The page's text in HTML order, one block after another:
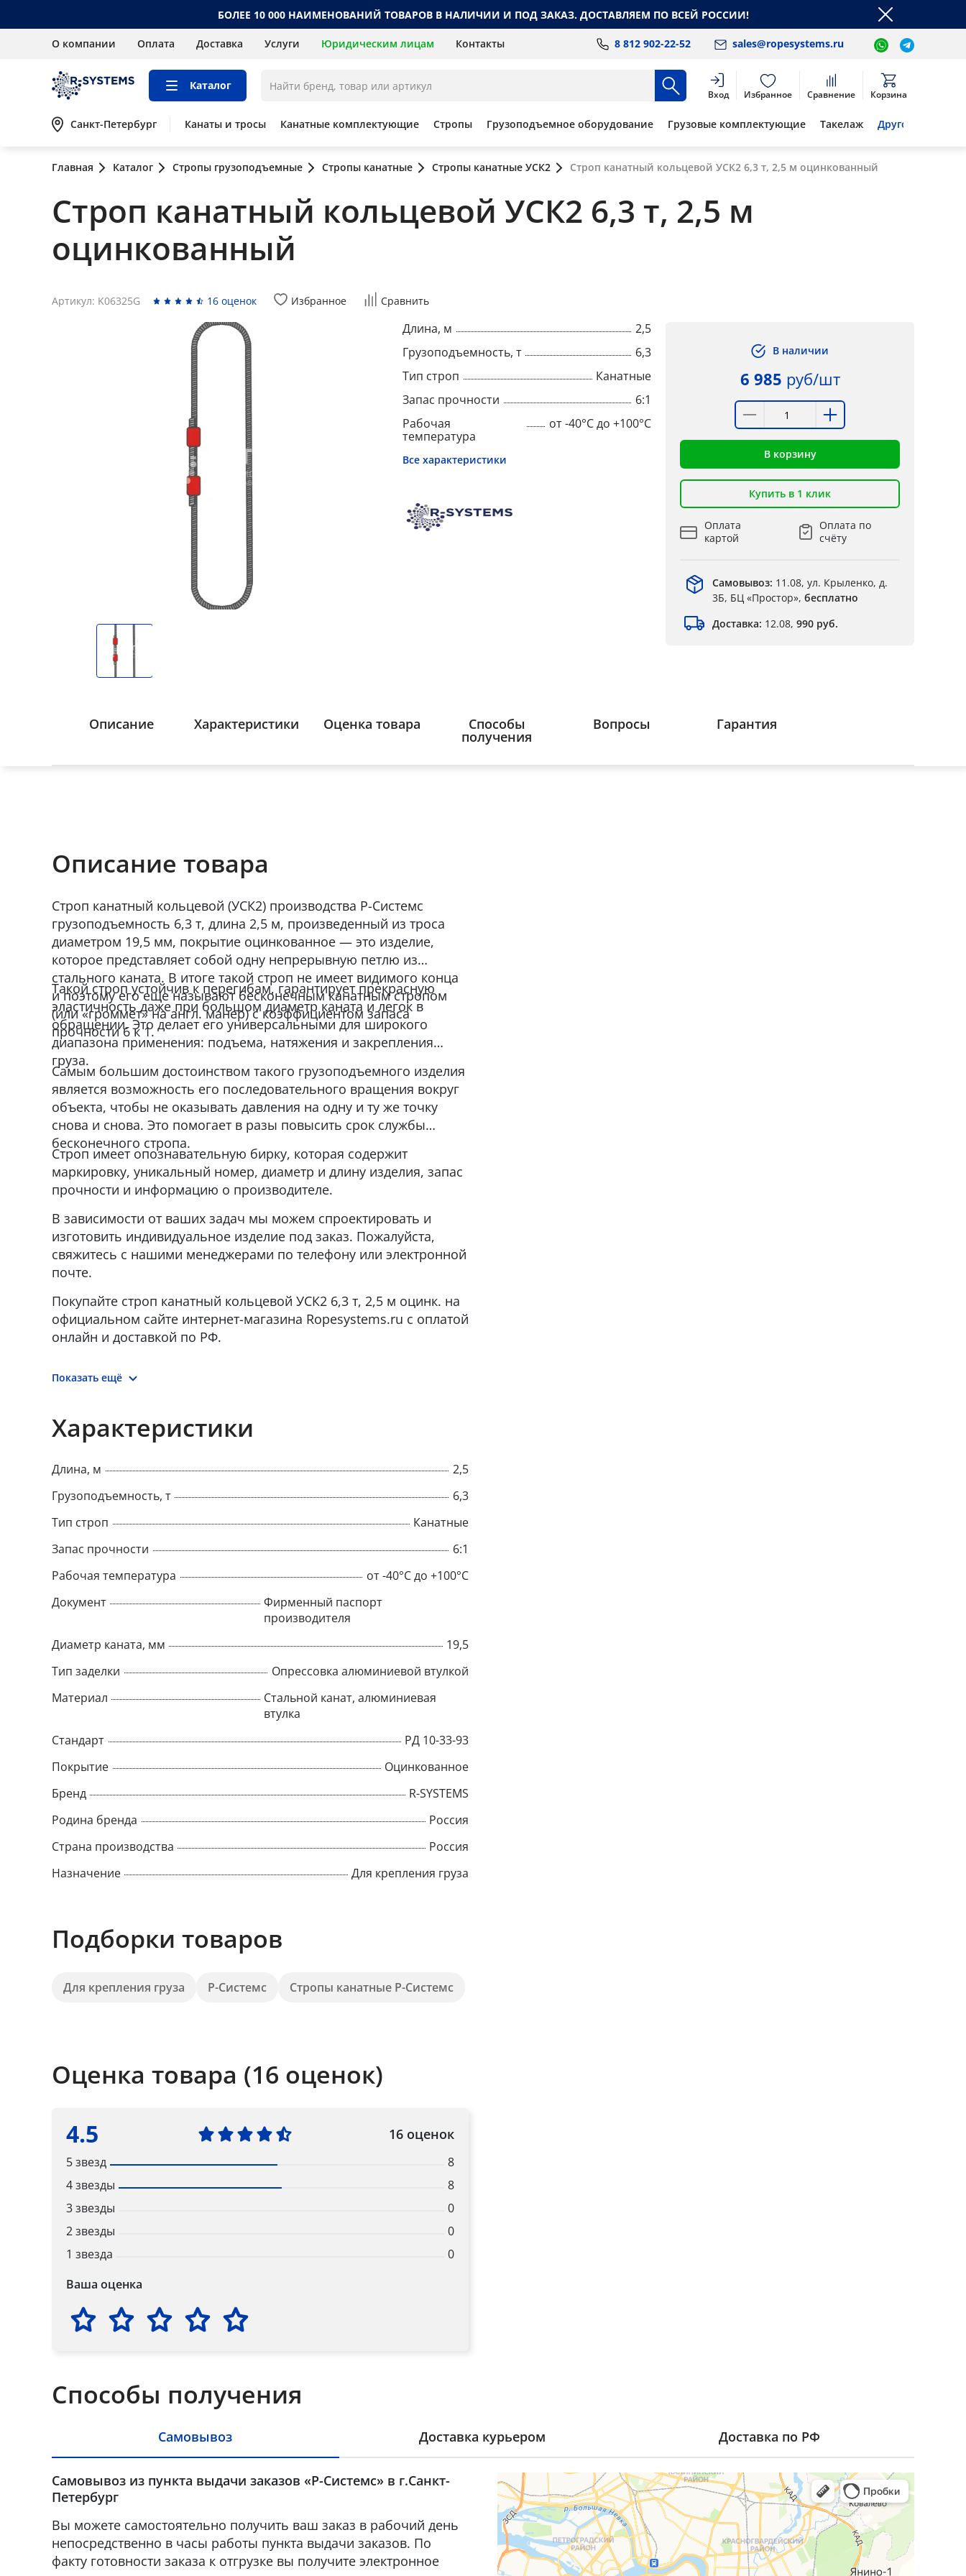
БОЛЕЕ 10 000 НАИМЕНОВАНИЙ ТОВАРОВ В НАЛИЧИИ И ПОД ЗАКАЗ. ДОСТАВЛЯЕМ ПО ВСЕЙ РОССИИ!
О компании Оплата Доставка Услуги Юридическим лицам Контакты 8 812 902-22-52 sales@ropesystems.ru
Каталог
Вход Избранное Сравнение Корзина
Санкт-Петербург Канаты и тросы Канатные комплектующие Стропы Грузоподъемное оборудование Грузовые комплектующие Такелаж Другое
Главная Каталог Стропы грузоподъемные Стропы канатные Стропы канатные УСК2 Строп канатный кольцевой УСК2 6,3 т, 2,5 м оцинкованный
Строп канатный кольцевой УСК2 6,3 т, 2,5 м
оцинкованный
Артикул: K06325G 16 оценок Избранное Сравнить
Длина, м
2,5
Грузоподъемность, т
6,3
Тип строп
Канатные
Запас прочности
6:1
Рабочая
температура
от -40°C до +100°C
Все характеристики
В наличии
6 985 руб/шт
В корзину
Купить в 1 клик
Оплата
картой
Оплата по
счёту
Самовывоз: 11.08, ул. Крыленко, д.
3Б, БЦ «Простор», бесплатно
Доставка: 12.08, 990 руб.
Описание Характеристики Оценка товара Способы
получения
Вопросы Гарантия
Описание товара
Строп канатный кольцевой (УСК2) производства Р-Системс
грузоподъемность 6,3 т, длина 2,5 м, произведенный из троса
диаметром 19,5 мм, покрытие оцинкованное — это изделие,
которое представляет собой одну непрерывную петлю из
стального каната. В итоге такой строп не имеет видимого конца
и поэтому его еще называют бесконечным канатным стропом
(или «громмет» на англ. манер) с коэффициентом запаса
прочности 6 к 1.
Такой строп устойчив к перегибам, гарантирует прекрасную
эластичность даже при большом диаметр каната и легок в
обращении. Это делает его универсальными для широкого
диапазона применения: подъема, натяжения и закрепления
груза.
Самым большим достоинством такого грузоподъемного изделия
является возможность его последовательного вращения вокруг
объекта, чтобы не оказывать давления на одну и ту же точку
снова и снова. Это помогает в разы повысить срок службы
бесконечного стропа.
Строп имеет опознавательную бирку, которая содержит
маркировку, уникальный номер, диаметр и длину изделия, запас
прочности и информацию о производителе.
В зависимости от ваших задач мы можем спроектировать и
изготовить индивидуальное изделие под заказ. Пожалуйста,
свяжитесь с нашими менеджерами по телефону или электронной
почте.
Покупайте строп канатный кольцевой УСК2 6,3 т, 2,5 м оцинк. на
официальном сайте интернет-магазина Ropesystems.ru с оплатой
онлайн и доставкой по РФ.
Показать ещё
Характеристики
Длина, м
2,5
Грузоподъемность, т
6,3
Тип строп
Канатные
Запас прочности
6:1
Рабочая температура
от -40°C до +100°C
Документ
Фирменный паспорт
производителя
Диаметр каната, мм
19,5
Тип заделки
Опрессовка алюминиевой втулкой
Материал
Стальной канат, алюминиевая
втулка
Стандарт
РД 10-33-93
Покрытие
Оцинкованное
Бренд
R-SYSTEMS
Родина бренда
Россия
Страна производства
Россия
Назначение
Для крепления груза
Подборки товаров
Для крепления груза Р-Системс Стропы канатные Р-Системс
Оценка товара (16 оценок)
4.5 16 оценок
5 звезд
8
4 звезды
8
3 звезды
0
2 звезды
0
1 звезда
0
Ваша оценка
Способы получения
Самовывоз Доставка курьером Доставка по РФ
Самовывоз из пункта выдачи заказов «Р-Системс» в г.Санкт-
Петербург
Вы можете самостоятельно получить ваш заказ в рабочий день
непосредственно в часы работы пункта выдачи заказов. По
факту готовности заказа к отгрузке вы получите электронное
Popup
Title